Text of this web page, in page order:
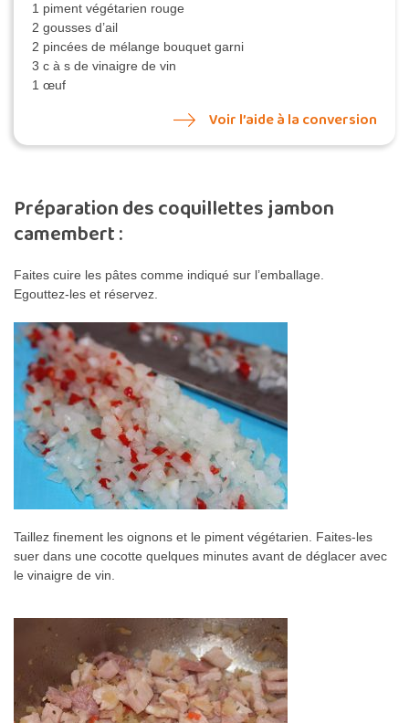
1 piment végétarien rouge
2 gousses d’ail
2 pincées de mélange bouquet garni
3 c à s de vinaigre de vin
1 œuf
Voir l’aide à la conversion
Préparation des coquillettes jambon
camembert :
Faites cuire les pâtes comme indiqué sur l’emballage.
Egouttez-les et réservez.
Taillez finement les oignons et le piment végétarien. Faites-les
suer dans une cocotte quelques minutes avant de déglacer avec
le vinaigre de vin.